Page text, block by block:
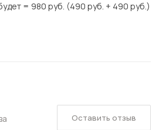
= 980 руб. (490 руб. + 490 руб.)
Оставить отзыв